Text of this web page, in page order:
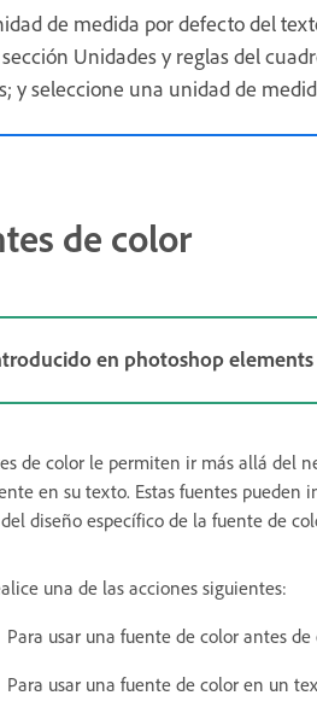
de medida por defecto del
Unidades y reglas del
y seleccione una unidad de
de color
en photoshop elements
de color le permiten ir más allá del
en su texto. Estas fuentes pueden
diseño específico de la fuente de
una de las acciones siguientes:
Para usar una fuente de color antes
Para usar una fuente de color en un